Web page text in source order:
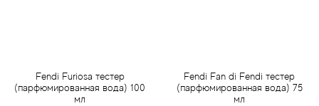
Fendi Furiosa тестер
(парфюмированная вода) 100
мл
Fendi Fan di Fendi тестер
(парфюмированная вода) 75
мл
Beyonce